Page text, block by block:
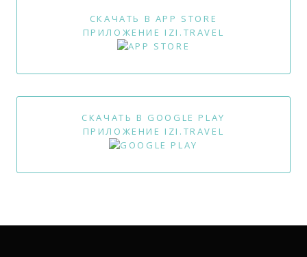
СКАЧАТЬ В APP STORE
ПРИЛОЖЕНИЕ IZI.TRAVEL
СКАЧАТЬ В GOOGLE PLAY
ПРИЛОЖЕНИЕ IZI.TRAVEL